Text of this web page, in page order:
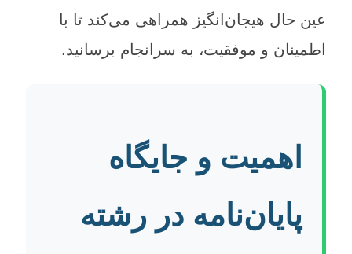
عین حال هیجان‌انگیز همراهی می‌کند تا با
اطمینان و موفقیت، به سرانجام برسانید.
اهمیت و جایگاه
پایان‌نامه در رشته